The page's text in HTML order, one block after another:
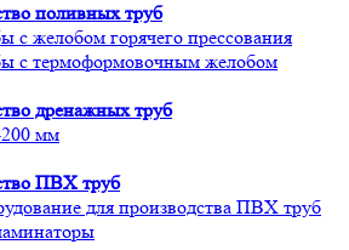
поливных труб
с желобом горячего прессования
с термоформовочным желобом
дренажных труб
мм
ПВХ труб
для производства ПВХ труб